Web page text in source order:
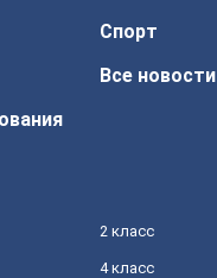
Спорт
Все новости
2 класс
4 класс